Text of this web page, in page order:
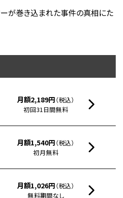
ーが巻き込まれた事件の真相にた
月額2,189円 （税込）
初回31日間無料
月額1,540円 （税込）
初月無料
月額1,026円 （税込）
無料期間なし